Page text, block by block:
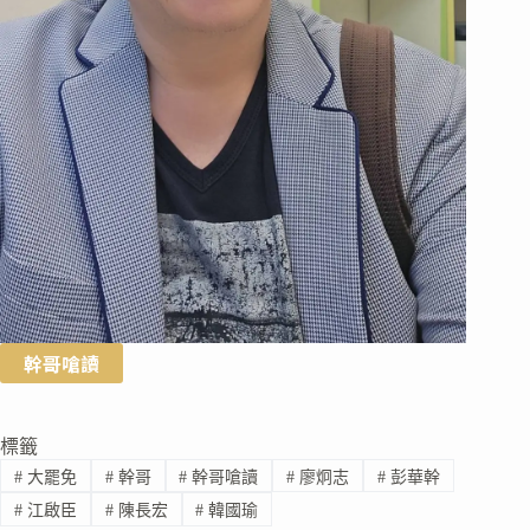
幹哥嗆讀
標籤
#大罷免 #幹哥 # 幹哥嗆讀 # 廖炯志 # 彭華幹
#江啟臣 #陳長宏 # 韓國瑜